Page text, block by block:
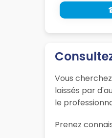
Vous
laissés par
le
Prenez